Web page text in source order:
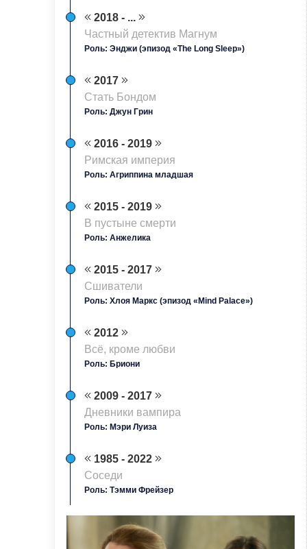
2018 - ...
Частный детектив Магнум
Роль: Энджи (эпизод «The Long Sleep»)
2017
Стать Бондом
Роль: Джун Грин
2016 - 2019
Римская империя
Роль: Агриппина младшая
2015 - 2019
В пустыне смерти
Роль: Анжелика
2015 - 2017
Сшиватели
Роль: Хлоя Маркс (эпизод «Mind Palace»)
2012
Всё, кроме любви
Роль: Бриони
2009 - 2017
Дневники вампира
Роль: Мэри Луиза
1985 - 2022
Соседи
Роль: Тэмми Фрейзер